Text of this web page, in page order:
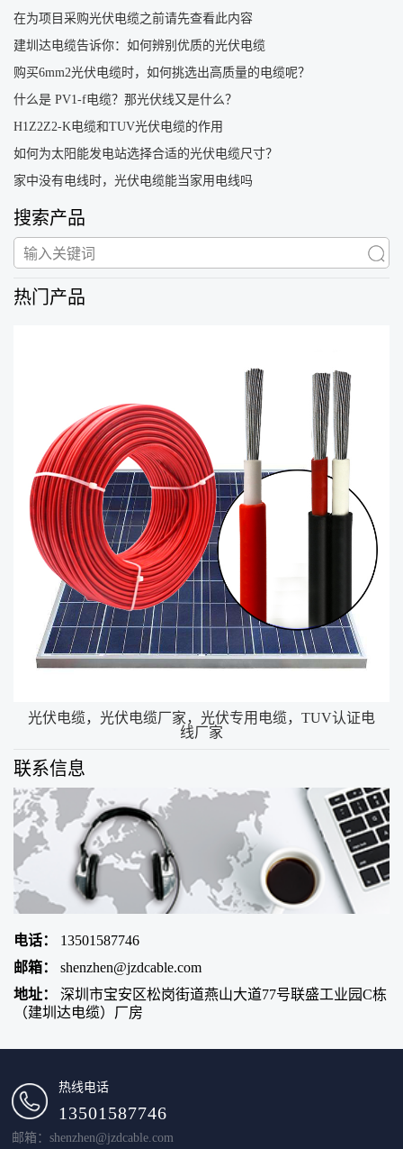
在为项目采购光伏电缆之前请先查看此内容
建圳达电缆告诉你：如何辨别优质的光伏电缆
购买6mm2光伏电缆时，如何挑选出高质量的电缆呢？
什么是 PV1-f电缆？那光伏线又是什么？
H1Z2Z2-K电缆和TUV光伏电缆的作用
如何为太阳能发电站选择合适的光伏电缆尺寸？
家中没有电线时，光伏电缆能当家用电线吗
搜索产品
热门产品
光伏电缆，光伏电缆厂家，光伏专用电缆，TUV认证电
线厂家
联系信息
电话：
13501587746
邮箱：
shenzhen@jzdcable.com
地址：
深圳市宝安区松岗街道燕山大道77号联盛工业园C栋
（建圳达电缆）厂房
热线电话
13501587746
邮箱：shenzhen@jzdcable.com